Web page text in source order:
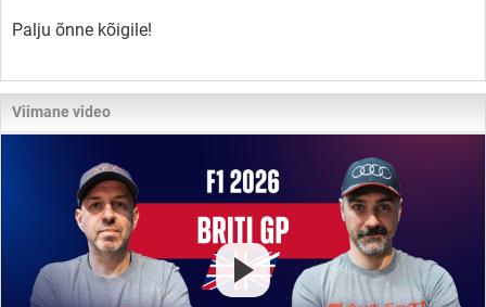
Palju õnne kõigile!
Viimane video